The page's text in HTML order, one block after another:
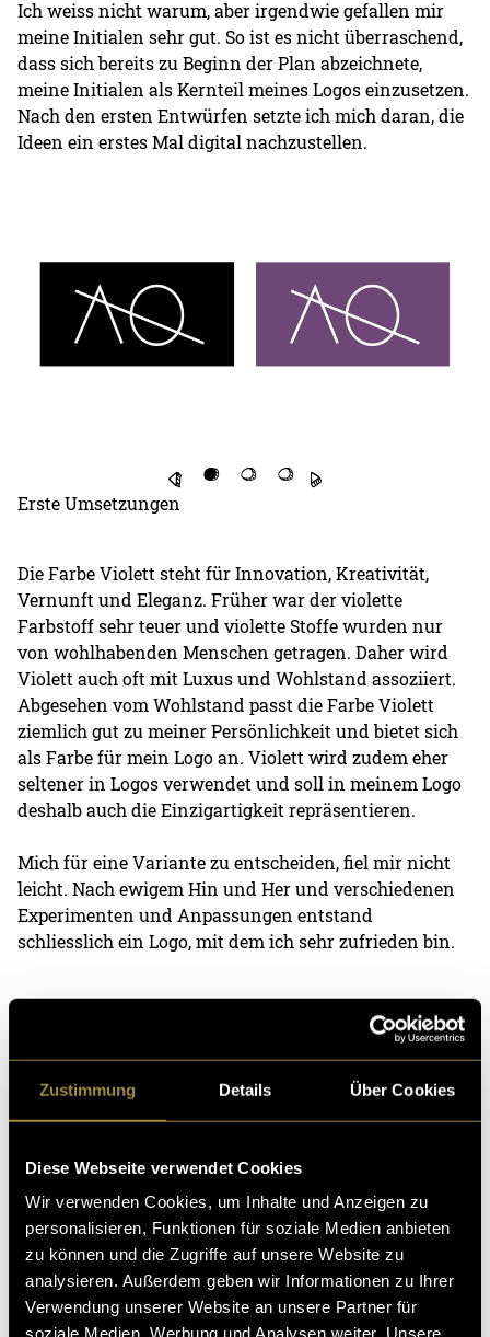
Zustimmung Details Über Cookies
Diese Webseite verwendet Cookies
Wir verwenden Cookies, um Inhalte und Anzeigen zu
personalisieren, Funktionen für soziale Medien anbieten
zu können und die Zugriffe auf unsere Website zu
analysieren. Außerdem geben wir Informationen zu Ihrer
Verwendung unserer Website an unsere Partner für
soziale Medien, Werbung und Analysen weiter. Unsere
Ich weiss nicht warum, aber irgendwie gefallen mir
meine Initialen sehr gut. So ist es nicht überraschend,
dass sich bereits zu Beginn der Plan abzeichnete,
meine Initialen als Kernteil meines Logos einzusetzen.
Nach den ersten Entwürfen setzte ich mich daran, die
Ideen ein erstes Mal digital nachzustellen.
Erste Umsetzungen
Die Farbe Violett steht für Innovation, Kreativität,
Vernunft und Eleganz. Früher war der violette
Farbstoff sehr teuer und violette Stoffe wurden nur
von wohlhabenden Menschen getragen. Daher wird
Violett auch oft mit Luxus und Wohlstand assoziiert.
Abgesehen vom Wohlstand passt die Farbe Violett
ziemlich gut zu meiner Persönlichkeit und bietet sich
als Farbe für mein Logo an. Violett wird zudem eher
seltener in Logos verwendet und soll in meinem Logo
deshalb auch die Einzigartigkeit repräsentieren.
Mich für eine Variante zu entscheiden, fiel mir nicht
leicht. Nach ewigem Hin und Her und verschiedenen
Experimenten und Anpassungen entstand
schliesslich ein Logo, mit dem ich sehr zufrieden bin.
Finales Logo